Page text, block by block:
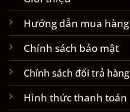
Hướng dẫn mua hàng
Chính sách bảo mật
Chính sách đổi trả hàng
Hình thức thanh toán